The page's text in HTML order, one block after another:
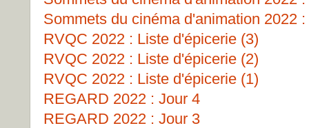
Sommets du cinéma d'animation 2022
RVQC 2022 : Liste d'épicerie (3)
RVQC 2022 : Liste d'épicerie (2)
RVQC 2022 : Liste d'épicerie (1)
REGARD 2022 : Jour 4
REGARD 2022 : Jour 3